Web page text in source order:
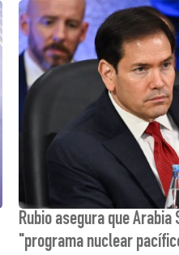
Rubio asegura que Arabia
"programa nuclear